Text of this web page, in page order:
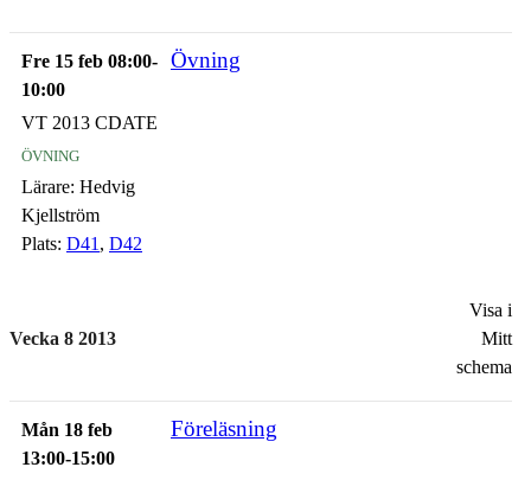
Fre 15 feb 08:00-
10:00
Övning
VT 2013 CDATE
övning
Lärare: Hedvig
Kjellström
Plats: D41 , D42
Vecka 8 2013
Visa i
Mitt
schema
Mån 18 feb
13:00-15:00
Föreläsning